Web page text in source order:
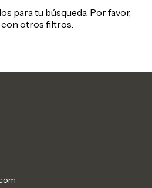
para tu búsqueda. Por favor,
otros filtros.